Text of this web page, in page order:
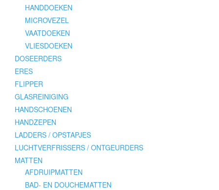
HANDDOEKEN
MICROVEZEL
VAATDOEKEN
VLIESDOEKEN
DOSEERDERS
ERES
FLIPPER
GLASREINIGING
HANDSCHOENEN
HANDZEPEN
LADDERS / OPSTAPJES
LUCHTVERFRISSERS / ONTGEURDERS
MATTEN
AFDRUIPMATTEN
BAD- EN DOUCHEMATTEN